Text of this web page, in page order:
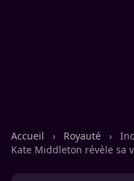
Accueil › Royauté ›
Kate Middleton révèle sa